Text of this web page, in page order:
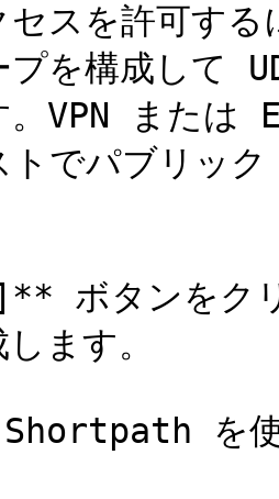
セスを許可す
プを構成して
。VPN または
トでパブリッ
ます。